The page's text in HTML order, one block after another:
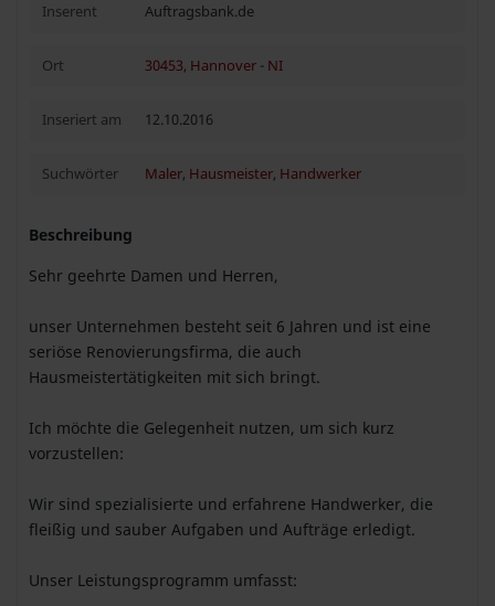
Inserent Auftragsbank.de
Ort 30453, Hannover - NI
Inseriert am 12.10.2016
Suchwörter Maler, Hausmeister, Handwerker
Beschreibung
Sehr geehrte Damen und Herren,
unser Unternehmen besteht seit 6 Jahren und ist eine
seriöse Renovierungsfirma, die auch
Hausmeistertätigkeiten mit sich bringt.
Ich möchte die Gelegenheit nutzen, um sich kurz
vorzustellen:
Wir sind spezialisierte und erfahrene Handwerker, die
fleißig und sauber Aufgaben und Aufträge erledigt.
Unser Leistungsprogramm umfasst: